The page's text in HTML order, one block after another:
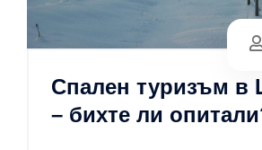
Спален туризъм в
– бихте ли